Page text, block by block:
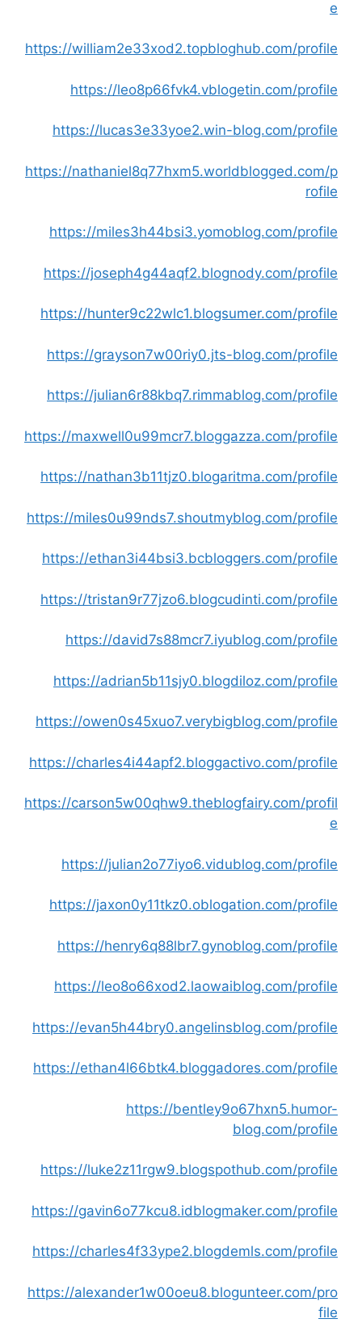
e
https://william2e33xod2.topbloghub.com/profile
https://leo8p66fvk4.vblogetin.com/profile
https://lucas3e33yoe2.win-blog.com/profile
https://nathaniel8q77hxm5.worldblogged.com/p
rofile
https://miles3h44bsi3.yomoblog.com/profile
https://joseph4g44aqf2.blognody.com/profile
https://hunter9c22wlc1.blogsumer.com/profile
https://grayson7w00riy0.jts-blog.com/profile
https://julian6r88kbq7.rimmablog.com/profile
https://maxwell0u99mcr7.bloggazza.com/profile
https://nathan3b11tjz0.blogaritma.com/profile
https://miles0u99nds7.shoutmyblog.com/profile
https://ethan3i44bsi3.bcbloggers.com/profile
https://tristan9r77jzo6.blogcudinti.com/profile
https://david7s88mcr7.iyublog.com/profile
https://adrian5b11sjy0.blogdiloz.com/profile
https://owen0s45xuo7.verybigblog.com/profile
https://charles4i44apf2.bloggactivo.com/profile
https://carson5w00qhw9.theblogfairy.com/profil
e
https://julian2o77iyo6.vidublog.com/profile
https://jaxon0y11tkz0.oblogation.com/profile
https://henry6q88lbr7.gynoblog.com/profile
https://leo8o66xod2.laowaiblog.com/profile
https://evan5h44bry0.angelinsblog.com/profile
https://ethan4l66btk4.bloggadores.com/profile
https://bentley9o67hxn5.humor-
blog.com/profile
https://luke2z11rgw9.blogspothub.com/profile
https://gavin6o77kcu8.idblogmaker.com/profile
https://charles4f33ype2.blogdemls.com/profile
https://alexander1w00oeu8.blogunteer.com/pro
file